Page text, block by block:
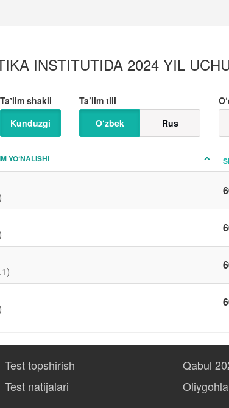
INSTITUTIDA 2024 YIL
Ta’lim tili
O‘zbek
Rus
Taʼlim shakli
Kunduzgi
YO‘NALISHI
Test topshirish
Test natijalari
Qabul